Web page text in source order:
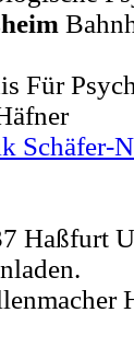
Für
Schäfer-
Haßfurt